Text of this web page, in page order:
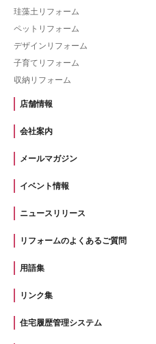
珪藻土リフォーム
ペットリフォーム
デザインリフォーム
子育てリフォーム
収納リフォーム
店舗情報
会社案内
メールマガジン
イベント情報
ニュースリリース
リフォームのよくあるご質問
用語集
リンク集
住宅履歴管理システム